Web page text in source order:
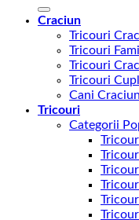
Craciun
Tricouri
Tricouri
Tricouri
Tricouri
Cani Craciun
Tricouri
Categorii